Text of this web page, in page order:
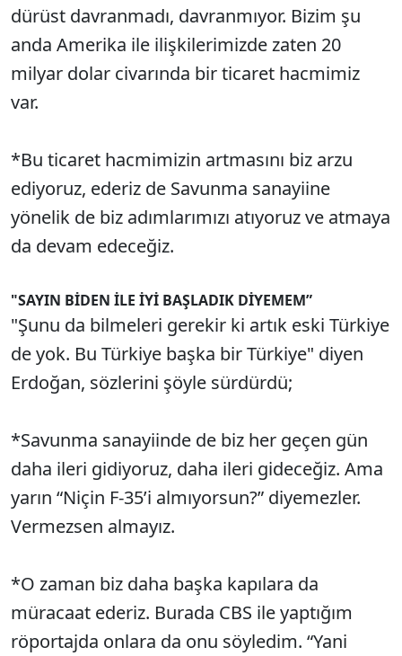
dürüst davranmadı, davranmıyor. Bizim şu
anda Amerika ile ilişkilerimizde zaten 20
milyar dolar civarında bir ticaret hacmimiz
var.
*Bu ticaret hacmimizin artmasını biz arzu
ediyoruz, ederiz de Savunma sanayiine
yönelik de biz adımlarımızı atıyoruz ve atmaya
da devam edeceğiz.
"SAYIN BİDEN İLE İYİ BAŞLADIK DİYEMEM”
"Şunu da bilmeleri gerekir ki artık eski Türkiye
de yok. Bu Türkiye başka bir Türkiye" diyen
Erdoğan, sözlerini şöyle sürdürdü;
*Savunma sanayiinde de biz her geçen gün
daha ileri gidiyoruz, daha ileri gideceğiz. Ama
yarın “Niçin F-35’i almıyorsun?” diyemezler.
Vermezsen almayız.
*O zaman biz daha başka kapılara da
müracaat ederiz. Burada CBS ile yaptığım
röportajda onlara da onu söyledim. “Yani